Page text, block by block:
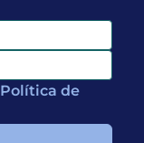
Política de